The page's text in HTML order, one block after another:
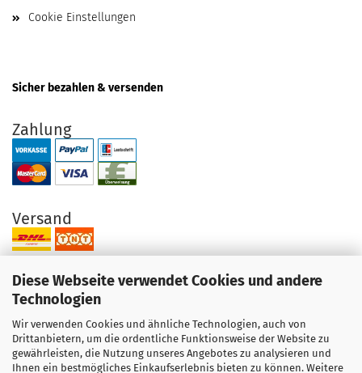
Diese Webseite verwendet Cookies und andere
Technologien
Wir verwenden Cookies und ähnliche Technologien, auch von
Drittanbietern, um die ordentliche Funktionsweise der Website zu
gewährleisten, die Nutzung unseres Angebotes zu analysieren und
Ihnen ein bestmögliches Einkaufserlebnis bieten zu können. Weitere
Cookie Einstellungen
Sicher bezahlen & versenden
Zahlung
Versand
Ihre Vorteile bei uns
Original Produkte direkt vom Hersteller